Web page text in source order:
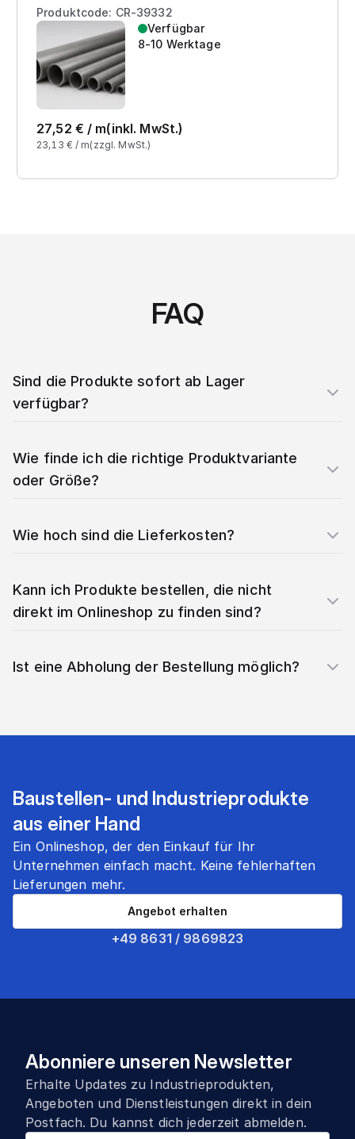
Produktcode: CR-39332
Verfügbar
8-10 Werktage
27,52 € / m(inkl. MwSt.)
23,13 € / m(zzgl. MwSt.)
FAQ
Sind die Produkte sofort ab Lager
verfügbar?
Wie finde ich die richtige Produktvariante
oder Größe?
Wie hoch sind die Lieferkosten?
Kann ich Produkte bestellen, die nicht
direkt im Onlineshop zu finden sind?
Ist eine Abholung der Bestellung möglich?
Baustellen- und Industrieprodukte
aus einer Hand
Ein Onlineshop, der den Einkauf für Ihr
Unternehmen einfach macht. Keine fehlerhaften
Lieferungen mehr.
+49 8631 / 9869823
Angebot erhalten
Abonniere unseren Newsletter
Erhalte Updates zu Industrieprodukten,
Angeboten und Dienstleistungen direkt in dein
Postfach. Du kannst dich jederzeit abmelden.